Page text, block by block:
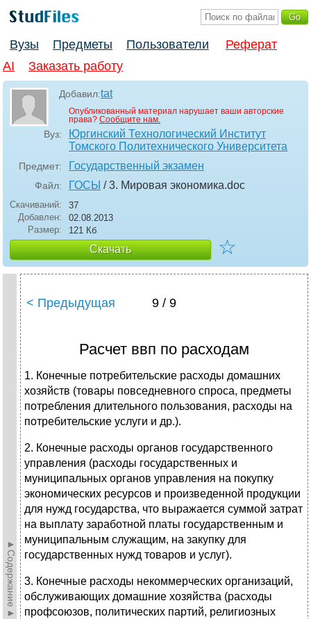
Вузы Предметы Пользователи
Реферат
AI
Заказать работу
Добавил:tat
Опубликованный материал нарушает ваши авторские
права? Сообщите нам.
Вуз:
Юргинский Технологический Институт
Томского Политехнического Университета
Предмет: Государственный экзамен
Файл: ГОСЫ / 3. Мировая экономика.doc
Скачиваний:
37
Добавлен:
02.08.2013
Размер:
121 Кб
Скачать ☆
►Содержание►
< Предыдущая 9 / 9
Расчет ввп по расходам
1. Конечные потребительские расходы домашних
хозяйств (товары повседневного спроса, предметы
потребления длительного пользования, расходы на
потребительские услуги и др.).
2. Конечные расходы органов государственного
управления (расходы государственных и
муниципальных органов управления на покупку
экономических ресурсов и произведенной продукции
для нужд государства, что выражается суммой затрат
на выплату заработной платы государственным и
муниципальным служащим, на закупку для
государственных нужд товаров и услуг).
3. Конечные расходы некоммерческих организаций,
обслуживающих домашние хозяйства (расходы
профсоюзов, политических партий, религиозных